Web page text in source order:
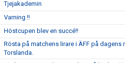
Tjejakademin
Varning !!
Höstcupen blev en succé!!
Rösta på matchens lirare i ÄFF på dagens
Torslanda.